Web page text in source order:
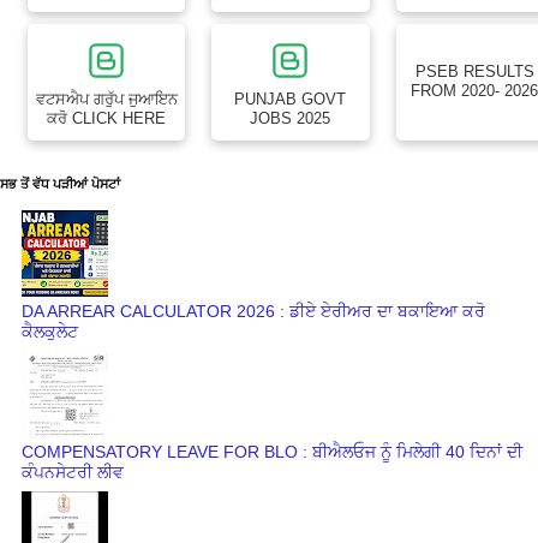
ਵਟਸਐਪ ਗਰੁੱਪ ਜੁਆਇਨ
ਕਰੋ CLICK HERE
PUNJAB GOVT
JOBS 2025
PSEB RESULTS
FROM 2020- 2026
ਸਭ ਤੋਂ ਵੱਧ ਪੜੀਆਂ ਪੋਸਟਾਂ
DA ARREAR CALCULATOR 2026 : ਡੀਏ ਏਰੀਅਰ ਦਾ ਬਕਾਇਆ ਕਰੋ
ਕੈਲਕੁਲੇਟ
COMPENSATORY LEAVE FOR BLO : ਬੀਐਲਓਜ ਨੂੰ ਮਿਲੇਗੀ 40 ਦਿਨਾਂ ਦੀ
ਕੰਪਨਸੇਟਰੀ ਲੀਵ